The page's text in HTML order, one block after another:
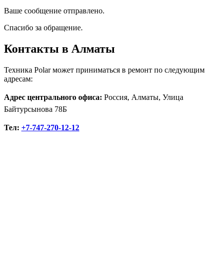
Ваше сообщение отправлено.
Спасибо за обращение.
Контакты в Алматы
Техника Polar может приниматься в ремонт по следующим
адресам:
Адрес центрального офиса: Россия, Алматы, Улица
Байтурсынова 78Б
Тел: +7-747-270-12-12